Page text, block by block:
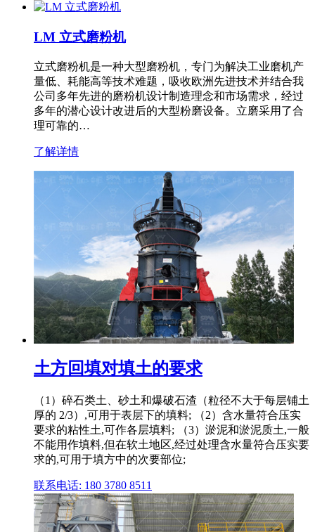
LM 立式磨粉机
立式磨粉机是一种大型磨粉机，专门为解决工业磨机产
量低、耗能高等技术难题，吸收欧洲先进技术并结合我
公司多年先进的磨粉机设计制造理念和市场需求，经过
多年的潜心设计改进后的大型粉磨设备。立磨采用了合
理可靠的…
了解详情
土方回填对填土的要求
（1）碎石类土、砂土和爆破石渣（粒径不大于每层铺土
厚的 2/3）,可用于表层下的填料; （2）含水量符合压实
要求的粘性土,可作各层填料; （3）淤泥和淤泥质土,一般
不能用作填料,但在软土地区,经过处理含水量符合压实要
求的,可用于填方中的次要部位;
联系电话: 180 3780 8511